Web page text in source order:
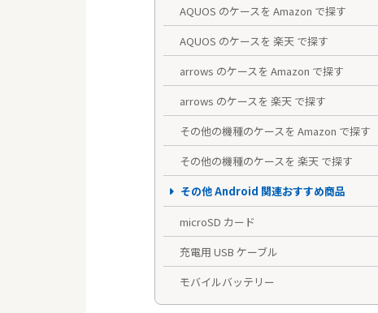
AQUOS のケースを Amazon で探す
AQUOS のケースを 楽天 で探す
arrows のケースを Amazon で探す
arrows のケースを 楽天 で探す
その他の機種のケースを Amazon で探す
その他の機種のケースを 楽天 で探す
その他 Android 関連おすすめ商品
microSD カード
充電用 USB ケーブル
モバイルバッテリー